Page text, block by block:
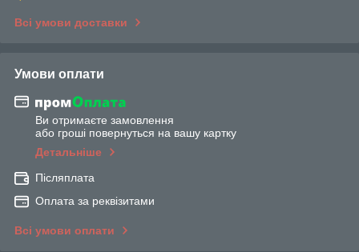
Всі умови доставки
Умови оплати
Ви отримаєте замовлення
або гроші повернуться на вашу картку
Детальніше
Післяплата
Оплата за реквізитами
Всі умови оплати